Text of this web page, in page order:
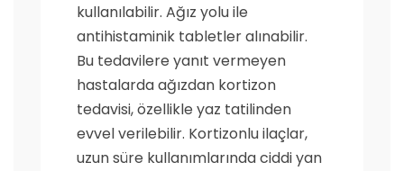
kullanılabilir. Ağız yolu ile
antihistaminik tabletler alınabilir.
Bu tedavilere yanıt vermeyen
hastalarda ağızdan kortizon
tedavisi, özellikle yaz tatilinden
evvel verilebilir. Kortizonlu ilaçlar,
uzun süre kullanımlarında ciddi yan